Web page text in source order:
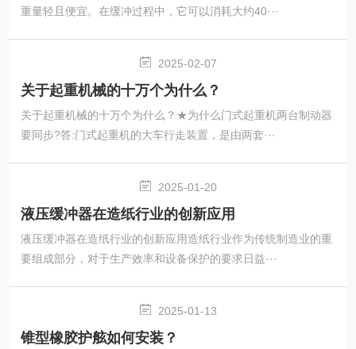
重量轻且便宜。在缓冲过程中，它可以消耗大约40···
2025-02-07
关于起重机械的十万个为什么？
关于起重机械的十万个为什么？★为什么门式起重机两台制动器
要同步?答:门式起重机的大车行走装置，是由两套···
2025-01-20
液压缓冲器在造纸行业的创新应用
液压缓冲器在造纸行业的创新应用造纸行业作为传统制造业的重
要组成部分，对于生产效率和设备保护的要求日益···
2025-01-13
锥型橡胶护舷如何安装？